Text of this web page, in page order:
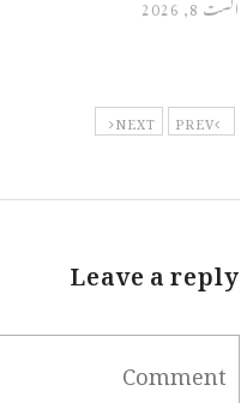
PREV
NEXT
Leave a reply